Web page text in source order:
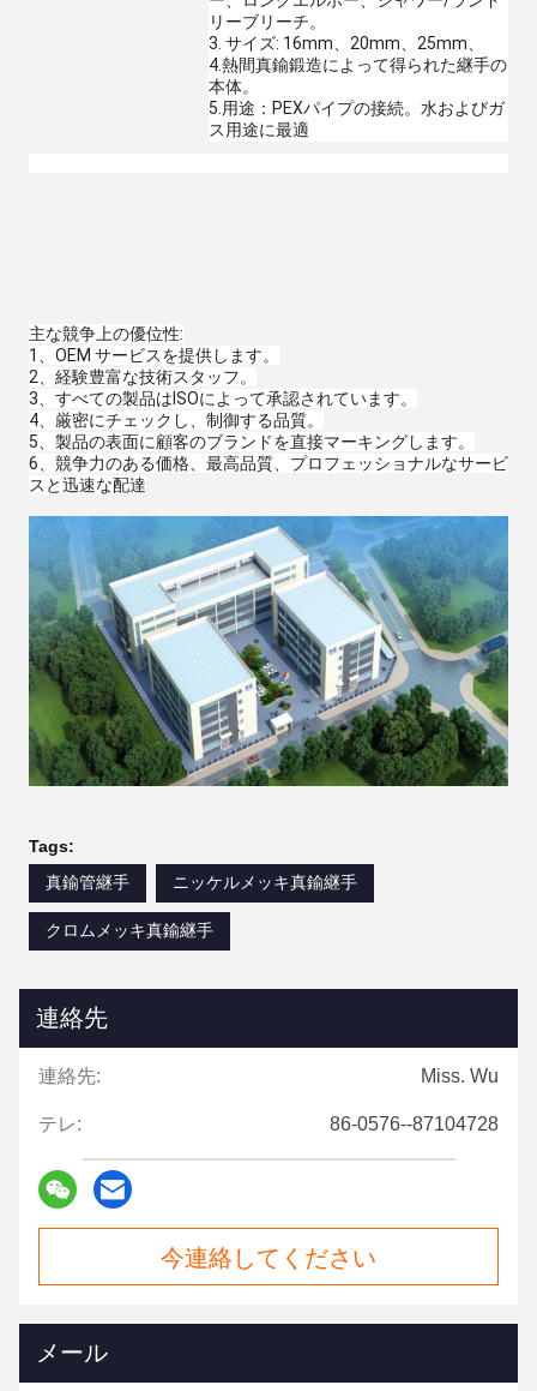
リーブリーチ。
3. サイズ: 16mm、20mm、25mm、
4.熱間真鍮鍛造によって得られた継手の
本体。
5.用途：PEXパイプの接続。水およびガ
ス用途に最適
主な競争上の優位性:
1、OEM サービスを提供します。
2、経験豊富な技術スタッフ。
3、すべての製品はISOによって承認されています。
4、厳密にチェックし、制御する品質。
5、製品の表面に顧客のブランドを直接マーキングします。
6、競争力のある価格、最高品質、プロフェッショナルなサービ
スと迅速な配達
Tags:
真鍮管継手
ニッケルメッキ真鍮継手
クロムメッキ真鍮継手
連絡先
連絡先: Miss. Wu
テレ: 86-0576--87104728
今連絡してください
メール